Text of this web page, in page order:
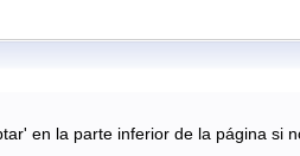
en la parte inferior de la página si